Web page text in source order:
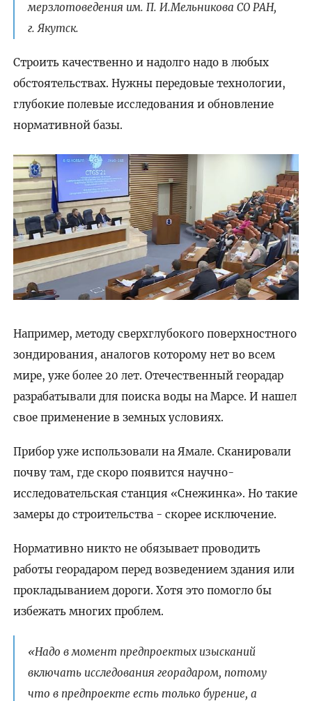
мерзлотоведения им. П. И.Мельникова СО РАН,
г. Якутск.
Строить качественно и надолго надо в любых
обстоятельствах. Нужны передовые технологии,
глубокие полевые исследования и обновление
нормативной базы.
Например, методу сверхглубокого поверхностного
зондирования, аналогов которому нет во всем
мире, уже более 20 лет. Отечественный георадар
разрабатывали для поиска воды на Марсе. И нашел
свое применение в земных условиях.
Прибор уже использовали на Ямале. Сканировали
почву там, где скоро появится научно-
исследовательская станция «Снежинка». Но такие
замеры до строительства - скорее исключение.
Нормативно никто не обязывает проводить
работы георадаром перед возведением здания или
прокладыванием дороги. Хотя это помогло бы
избежать многих проблем.
«Надо в момент предпроектых изысканий
включать исследования георадаром, потому
что в предпроекте есть только бурение, а